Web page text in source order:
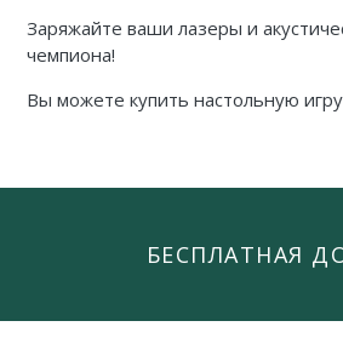
Заряжайте ваши лазеры и
чемпиона!
Вы можете купить настольную
БЕСПЛАТНАЯ